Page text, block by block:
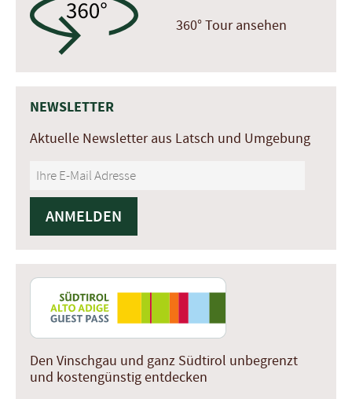
360° Tour ansehen
NEWSLETTER
Aktuelle Newsletter aus Latsch und Umgebung
Den Vinschgau und ganz Südtirol unbegrenzt
und kostengünstig entdecken